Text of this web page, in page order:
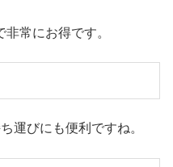
常にお得です。
運びにも便利ですね。